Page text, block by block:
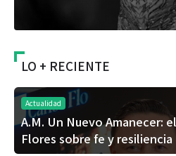
LO + RECIENTE
Actualidad
A.M. Un Nuevo Amanecer:
Flores sobre fe y resiliencia